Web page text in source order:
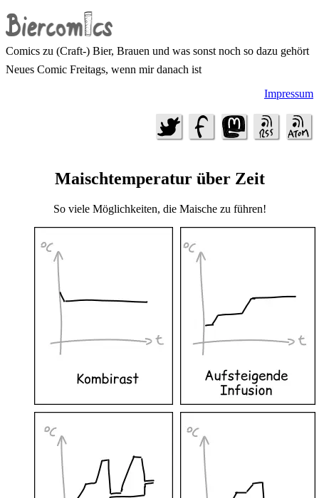
Comics zu (Craft-) Bier, Brauen und was sonst noch so dazu gehört
Neues Comic Freitags, wenn mir danach ist
Impressum
Maischtemperatur über Zeit
So viele Möglichkeiten, die Maische zu führen!